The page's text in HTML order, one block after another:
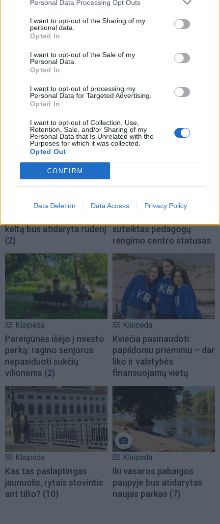
Personal Data Processing Opt Outs
I want to opt-out of the Sharing of my
personal data.
Opted In
I want to opt-out of the Sale of my
Personal Data.
Opted In
I want to opt-out of processing my
Personal Data for Targeted Advertising.
Opted In
I want to opt-out of Collection, Use,
Retention, Sale, and/or Sharing of my
Personal Data that Is Unrelated with the
Purposes for which it was collected.
Opted Out
CONFIRM
Data Deletion Data Access Privacy Policy
Klaipėda
Parduotuvės nebus -
atnaujinamo pastato
paskirtis liks ta pati
Kelininkai gali
patriukšmauti naktį:
eismo arterija
Klaipėda
keltą bus atidaryta rudenį
(2)
Klaipėda
suteiktas pedagogų
rengimo centro statusas
Klaipėda
Pareigūnės išėjo į miesto
parką: ragino senjorus
nepasiduoti sukčių
vilionėms (2)
Klaipėda
Kviečia pasinaudoti
papildomu priėmimu – dar
liko ir valstybės
finansuojamų vietų
Klaipėda
Kas tas paslaptingas
jaunuolis, rytais stovintis
ant tilto? (10)
Klaipėda
Iki vasaros pabaigos
paupyje bus atidarytas
naujas parkas (7)